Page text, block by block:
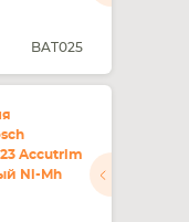
BAT025
23 Accutrim
Ni-Mh